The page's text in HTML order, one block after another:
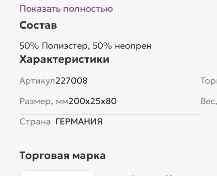
Показать полностью
Состав
50% Полиэстер, 50% неопрен
Характеристики
Артикул227008
Размер, мм200x25x80
Страна ГЕРМАНИЯ
Торговая марка